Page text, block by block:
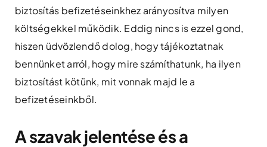
biztosítás befizetéseinkhez arányosítva milyen
költségekkel működik. Eddig nincs is ezzel gond,
hiszen üdvözlendő dolog, hogy tájékoztatnak
bennünket arról, hogy mire számíthatunk, ha ilyen
biztosítást kötünk, mit vonnak majd le a
befizetéseinkből.
A szavak jelentése és a